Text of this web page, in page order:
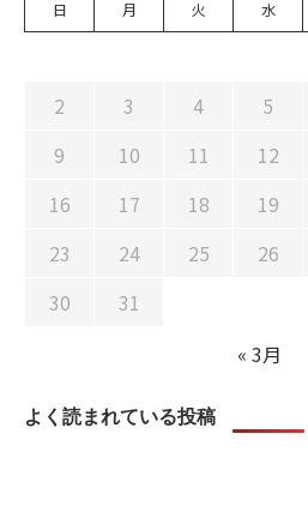
日 月 火 水
2
3 4 5
9
10 11 12
16
17 18 19
23
24 25 26
30
31
« 3月
よく読まれている投稿